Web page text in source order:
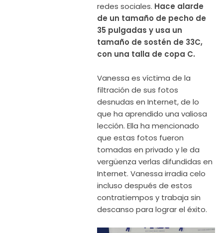
redes sociales. Hace alarde
de un tamaño de pecho de
35 pulgadas y usa un
tamaño de sostén de 33C,
con una talla de copa C.
Vanessa es víctima de la
filtración de sus fotos
desnudas en Internet, de lo
que ha aprendido una valiosa
lección. Ella ha mencionado
que estas fotos fueron
tomadas en privado y le da
vergüenza verlas difundidas en
Internet. Vanessa irradia celo
incluso después de estos
contratiempos y trabaja sin
descanso para lograr el éxito.